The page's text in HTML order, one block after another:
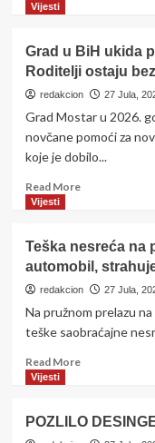
usvojen,
isplata
može
početi:
u
institucijama
Vijesti
Grad u BiH ukida
Roditelji ostaju
redakcion 27 Jula,
Grad Mostar u 2026.
novčane pomoći za
koje je dobilo...
Read MoreRead
u
BiH
ukida
pomoć
novorođenu
naknada
Vijesti
Teška nesreća na
automobil,
redakcion 27 Jula,
Na pružnom prelazu
teške saobraćajne
Read MoreRead
nesreća
Vijesti
POZLILO